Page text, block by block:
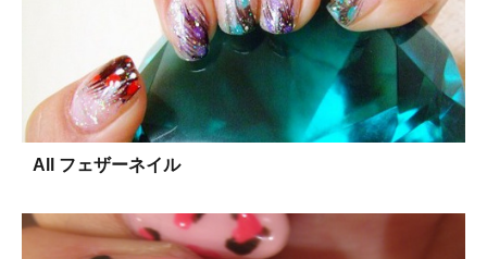
All フェザーネイル